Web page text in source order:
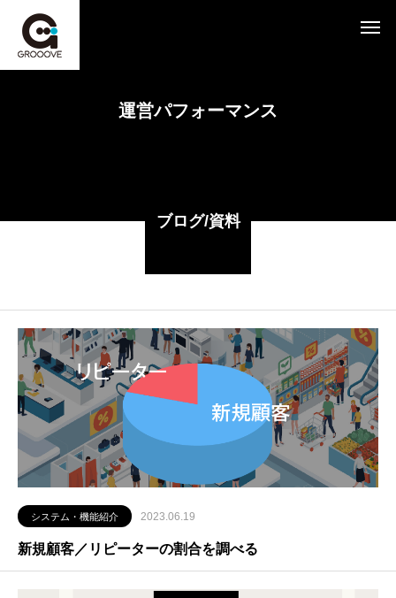
運営パフォーマンス
ブログ/資料
システム・機能紹介 2023.06.19
新規顧客／リピーターの割合を調べる